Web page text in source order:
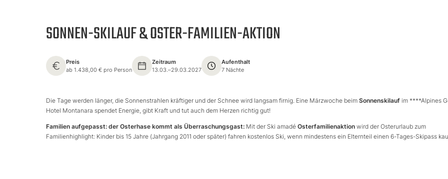
SONNEN-SKILAUF & OSTER-FAMILIEN-AKTION
Preis
ab 1.438,00 € pro Person
Zeitraum
13.03.–29.03.2027
Aufenthalt
7 Nächte
Die Tage werden länger, die Sonnenstrahlen kräftiger und der Schnee wird langsam firnig. Eine Märzwoche beim Sonnenskilauf im ****Alpines
Hotel Montanara spendet Energie, gibt Kraft und tut auch dem Herzen richtig gut!
Familien aufgepasst: der Osterhase kommt als Überraschungsgast: Mit der Ski amadé Osterfamilienaktion wird der Osterurlaub zum
Familienhighlight: Kinder bis 15 Jahre (Jahrgang 2011 oder später) fahren kostenlos Ski, wenn mindestens ein Elternteil einen 6-Tages-Skipass